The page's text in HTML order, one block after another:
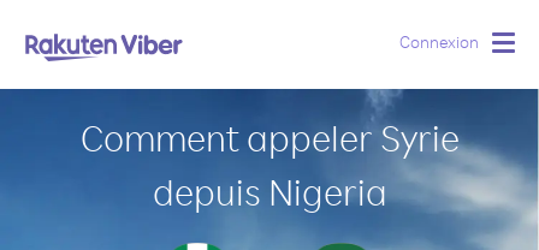
Connexion
Comment appeler Syrie
depuis Nigeria